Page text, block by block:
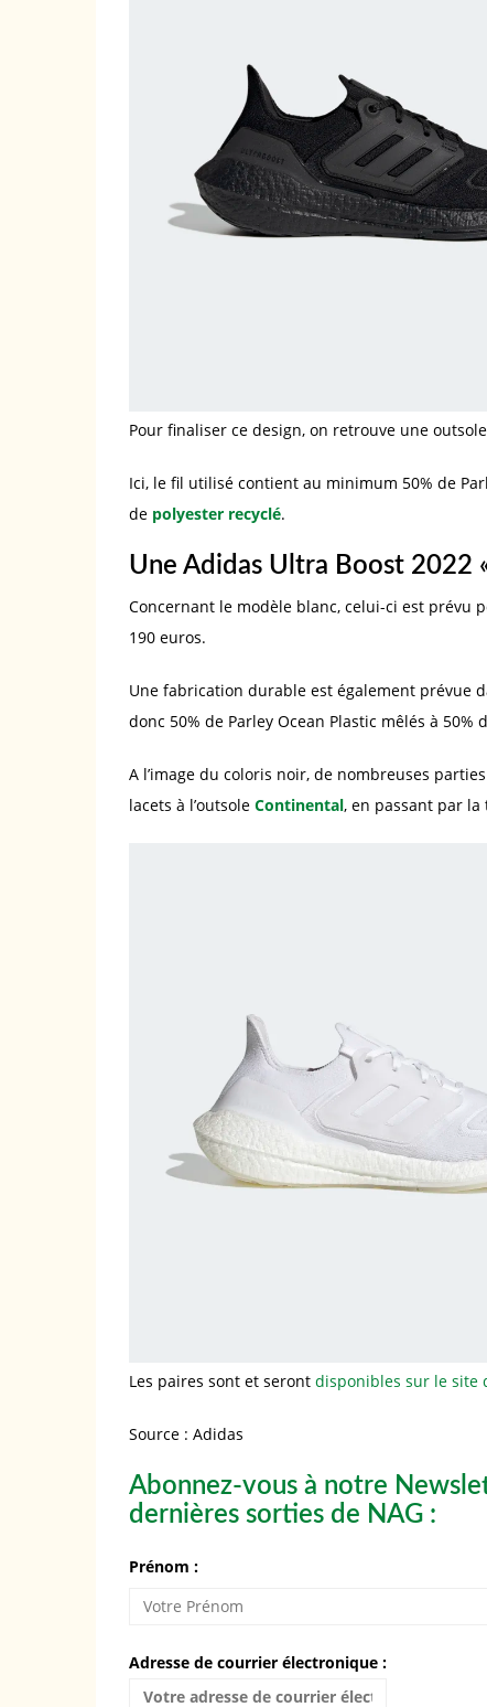
Pour finaliser ce design, on retrouve une
Ici, le fil utilisé contient au minimum 50% de
de polyester recyclé.
Une Adidas Ultra Boost 2022
Concernant le modèle blanc, celui-ci est prévu
190 euros.
Une fabrication durable est également prévue
donc 50% de Parley Ocean Plastic mêlés à 50%
A l’image du coloris noir, de nombreuses
lacets à l’outsole Continental, en passant par
Les paires sont et seront disponibles sur le site
Source : Adidas
Abonnez-vous à notre
dernières sorties de NAG :
Prénom :
Adresse de courrier électronique :